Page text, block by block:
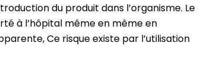
du produit dans l’organisme. Le
à l’hôpital même en même en
Ce risque existe par l’utilisation